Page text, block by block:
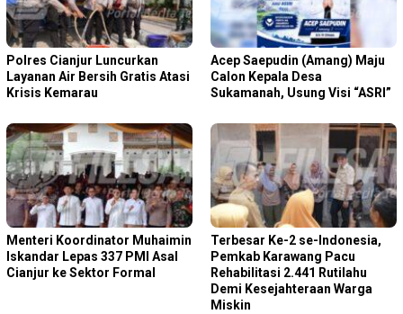
Polres Cianjur Luncurkan
Layanan Air Bersih Gratis Atasi
Krisis Kemarau
Acep Saepudin (Amang) Maju
Calon Kepala Desa
Sukamanah, Usung Visi “ASRI”
Menteri Koordinator Muhaimin
Iskandar Lepas 337 PMI Asal
Cianjur ke Sektor Formal
Terbesar Ke-2 se-Indonesia,
Pemkab Karawang Pacu
Rehabilitasi 2.441 Rutilahu
Demi Kesejahteraan Warga
Miskin